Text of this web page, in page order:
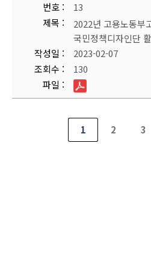
번호
13
제목
2022년 고용노동부
국민정책디자인단
작성일
2023-02-07
조회수
130
파일
1 2 3